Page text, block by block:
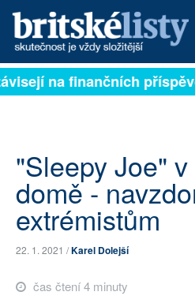
PŘIHLÁSIT
ARCHIV
ROZHOVORY
TÉMATA
na finančních
"Sleepy Joe"
domě -
extrémistům
22. 1. 2021 /Karel Dolejší
čas čtení 4 minuty